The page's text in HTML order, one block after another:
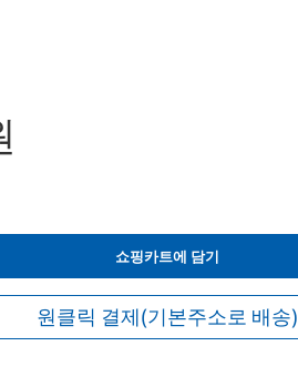
쇼핑카트에 담기
원클릭 결제(기본주소로 배송)